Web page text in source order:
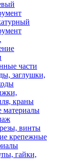
части
заглушки,
краны
винты
крепежные
гайки,